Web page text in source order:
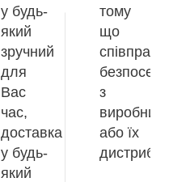
у будь-
який
зручний
для
Вас
час,
доставка
у будь-
який
тому
що
з
виробниками
або їх